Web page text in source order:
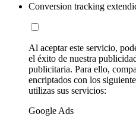
Conversion tracking
Al aceptar este servicio,
el éxito de nuestra
publicitaria. Para ello,
encriptados con los
utilizas sus servicios:
Google Ads